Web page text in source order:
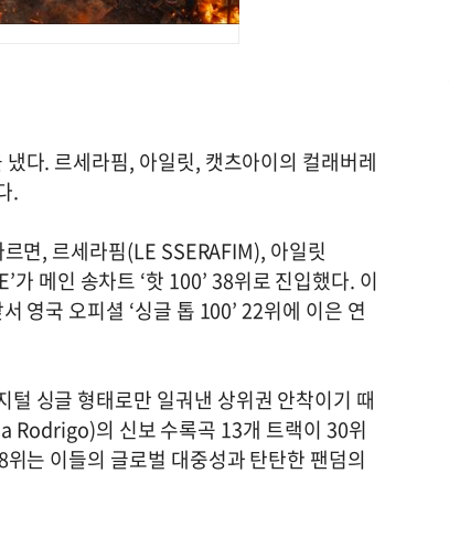
다. 르세라핌, 아일릿, 캣츠아이의 컬래버레
.
면, 르세라핌(LE SSERAFIM), 아일릿
메인 송차트 ‘핫 100’ 38위로 진입했다. 이
영국 오피셜 ‘싱글 톱 100’ 22위에 이은 연
싱글 형태로만 일궈낸 상위권 안착이기 때
Rodrigo)의 신보 수록곡 13개 트랙이 30위
는 이들의 글로벌 대중성과 탄탄한 팬덤의